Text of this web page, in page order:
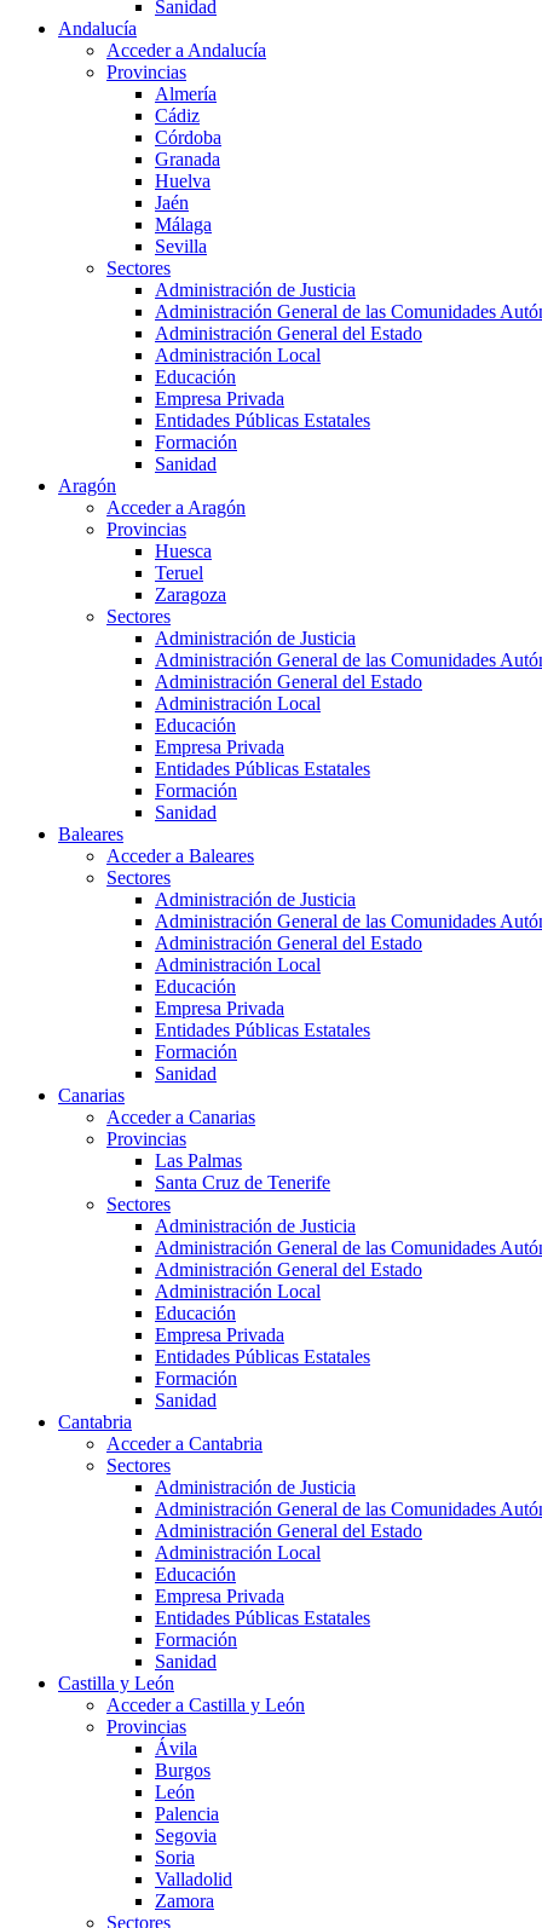
Sanidad
Andalucía
Acceder a Andalucía
Provincias
Almería
Cádiz
Córdoba
Granada
Huelva
Jaén
Málaga
Sevilla
Sectores
Administración de Justicia
Administración General de las Comunidades
Administración General del Estado
Administración Local
Educación
Empresa Privada
Entidades Públicas Estatales
Formación
Sanidad
Aragón
Acceder a Aragón
Provincias
Huesca
Teruel
Zaragoza
Sectores
Administración de Justicia
Administración General de las Comunidades
Administración General del Estado
Administración Local
Educación
Empresa Privada
Entidades Públicas Estatales
Formación
Sanidad
Baleares
Acceder a Baleares
Sectores
Administración de Justicia
Administración General de las Comunidades
Administración General del Estado
Administración Local
Educación
Empresa Privada
Entidades Públicas Estatales
Formación
Sanidad
Canarias
Acceder a Canarias
Provincias
Las Palmas
Santa Cruz de Tenerife
Sectores
Administración de Justicia
Administración General de las Comunidades
Administración General del Estado
Administración Local
Educación
Empresa Privada
Entidades Públicas Estatales
Formación
Sanidad
Cantabria
Acceder a Cantabria
Sectores
Administración de Justicia
Administración General de las Comunidades
Administración General del Estado
Administración Local
Educación
Empresa Privada
Entidades Públicas Estatales
Formación
Sanidad
Castilla y León
Acceder a Castilla y León
Provincias
Ávila
Burgos
León
Palencia
Segovia
Soria
Valladolid
Zamora
Sectores